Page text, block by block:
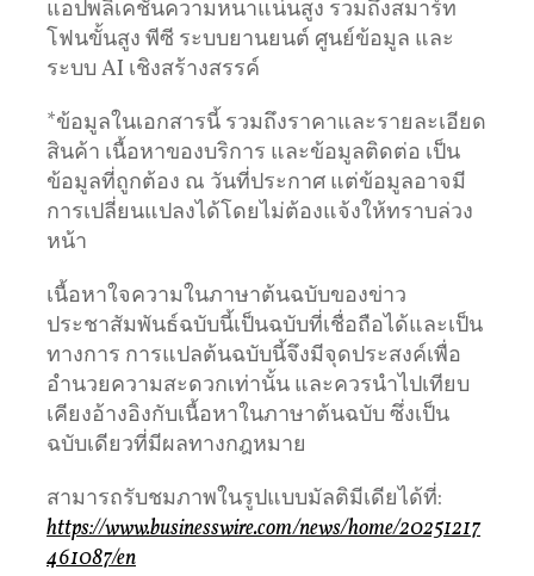
แอปพลิเคชันความหนาแน่นสูง รวมถึงสมาร์ท
โฟนขั้นสูง พีซี ระบบยานยนต์ ศูนย์ข้อมูล และ
ระบบ AI เชิงสร้างสรรค์
*ข้อมูลในเอกสารนี้ รวมถึงราคาและรายละเอียด
สินค้า เนื้อหาของบริการ และข้อมูลติดต่อ เป็น
ข้อมูลที่ถูกต้อง ณ วันที่ประกาศ แต่ข้อมูลอาจมี
การเปลี่ยนแปลงได้โดยไม่ต้องแจ้งให้ทราบล่วง
หน้า
เนื้อหาใจความในภาษาต้นฉบับของข่าว
ประชาสัมพันธ์ฉบับนี้เป็นฉบับที่เชื่อถือได้และเป็น
ทางการ การแปลต้นฉบับนี้จึงมีจุดประสงค์เพื่อ
อำนวยความสะดวกเท่านั้น และควรนำไปเทียบ
เคียงอ้างอิงกับเนื้อหาในภาษาต้นฉบับ ซึ่งเป็น
ฉบับเดียวที่มีผลทางกฎหมาย
สามารถรับชมภาพในรูปแบบมัลติมีเดียได้ที่:
https://www.businesswire.com/news/home/20251217
461087/en